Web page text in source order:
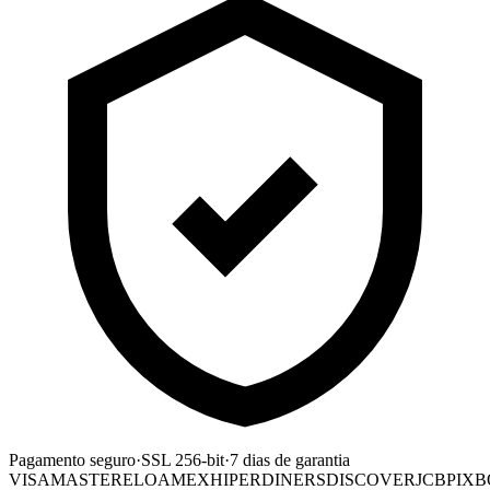
Pagamento seguro·SSL 256-bit·7 dias de garantia
VISAMASTERELOAMEXHIPERDINERSDISCOVERJCBPIX